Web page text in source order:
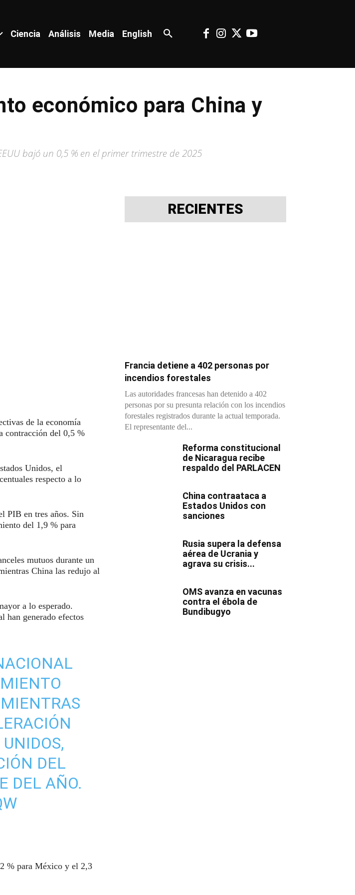
Ciencia Análisis Media English
económico para China y
bajó un 0,5 % en el primer trimestre de 2025
de la economía
contracción del 0,5 %
Unidos, el
respecto a lo
PIB en tres años. Sin
del 1,9 % para
mutuos durante un
China las redujo al
a lo esperado.
han generado efectos
DEL
DEL AÑO.
% para México y el 2,3
RECIENTES
Francia detiene a 402 personas por
incendios forestales
Las autoridades francesas han detenido a 402
personas por su presunta relación con los incendios
forestales registrados durante la actual temporada.
El representante del...
Reforma constitucional
de Nicaragua recibe
respaldo del PARLACEN
China contraataca a
Estados Unidos con
sanciones
Rusia supera la defensa
aérea de Ucrania y
agrava su crisis...
OMS avanza en vacunas
contra el ébola de
Bundibugyo